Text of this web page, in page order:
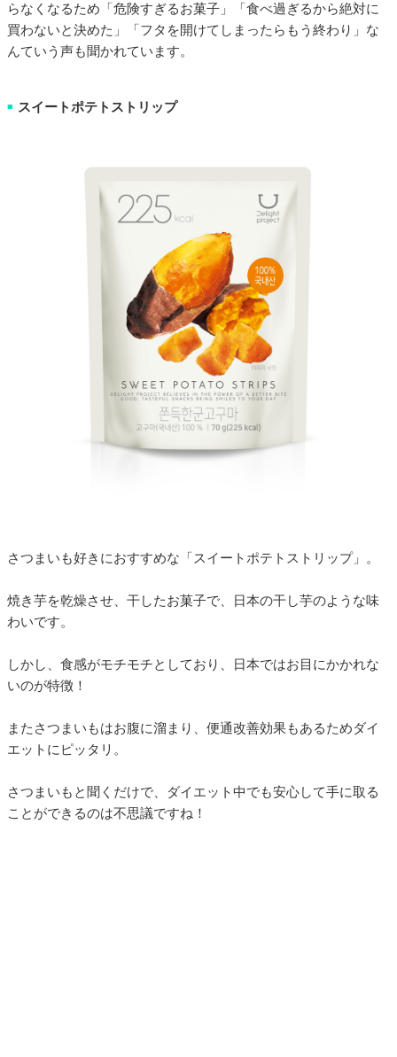
らなくなるため「危険すぎるお菓子」「食べ過ぎるから絶対に
買わないと決めた」「フタを開けてしまったらもう終わり」な
んていう声も聞かれています。
■ スイートポテトストリップ
さつまいも好きにおすすめな「スイートポテトストリップ」。
焼き芋を乾燥させ、干したお菓子で、日本の干し芋のような味
わいです。
しかし、食感がモチモチとしており、日本ではお目にかかれな
いのが特徴！
またさつまいもはお腹に溜まり、便通改善効果もあるためダイ
エットにピッタリ。
さつまいもと聞くだけで、ダイエット中でも安心して手に取る
ことができるのは不思議ですね！